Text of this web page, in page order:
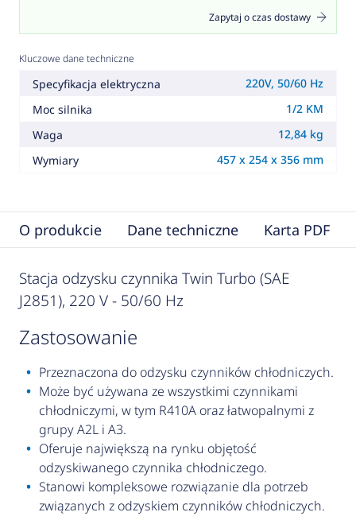
Zapytaj o czas dostawy
Kluczowe dane techniczne
Specyfikacja elektryczna
220V, 50/60 Hz
Moc silnika
1/2 KM
Waga
12,84 kg
Wymiary
457 x 254 x 356 mm
O produkcie Dane techniczne Karta PDF
Stacja odzysku czynnika Twin Turbo (SAE
J2851), 220 V - 50/60 Hz
zastosowanie
Przeznaczona do odzysku czynników chłodniczych.
Może być używana ze wszystkimi czynnikami
chłodniczymi, w tym R410A oraz łatwopalnymi z
grupy A2L i A3.
Oferuje największą na rynku objętość
odzyskiwanego czynnika chłodniczego.
Stanowi kompleksowe rozwiązanie dla potrzeb
związanych z odzyskiem czynników chłodniczych.